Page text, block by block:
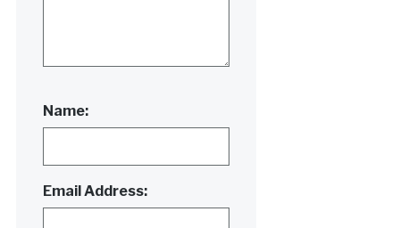
Name:
Email Address: